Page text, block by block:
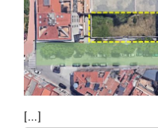
[...]